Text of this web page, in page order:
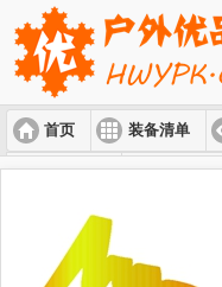
首页 装备清单
入门套装 进阶套装